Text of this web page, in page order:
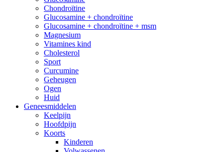
Chondroïtine
Glucosamine + chondroïtine
Glucosamine + chondroïtine + msm
Magnesium
Vitamines kind
Cholesterol
Sport
Curcumine
Geheugen
Ogen
Huid
Geneesmiddelen
Keelpijn
Hoofdpijn
Koorts
Kinderen